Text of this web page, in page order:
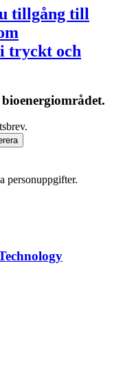
tillgång till
tryckt och
personuppgifter.